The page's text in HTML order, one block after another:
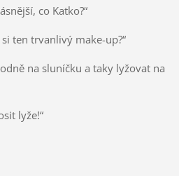
co Katko?“
ten trvanlivý make-up?“
na sluníčku a taky lyžovat na
lyže!“